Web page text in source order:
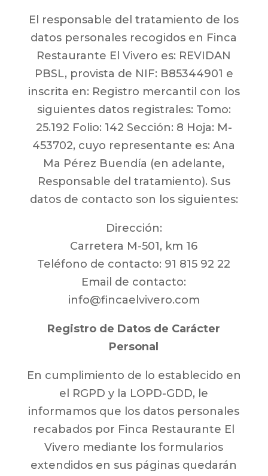
El responsable del tratamiento de los
datos personales recogidos en Finca
Restaurante El Vivero es: REVIDAN
PBSL, provista de NIF: B85344901 e
inscrita en: Registro mercantil con los
siguientes datos registrales: Tomo:
25.192 Folio: 142 Sección: 8 Hoja: M-
453702, cuyo representante es: Ana
Ma Pérez Buendía (en adelante,
Responsable del tratamiento). Sus
datos de contacto son los siguientes:
Dirección:
Carretera M-501, km 16
Teléfono de contacto: 91 815 92 22
Email de contacto:
info@fincaelvivero.com
Registro de Datos de Carácter
Personal
En cumplimiento de lo establecido en
el RGPD y la LOPD-GDD, le
informamos que los datos personales
recabados por Finca Restaurante El
Vivero mediante los formularios
extendidos en sus páginas quedarán